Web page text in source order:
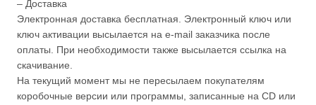
– Доставка
Электронная доставка бесплатная. Электронный ключ или
ключ активации высылается на e-mail заказчика после
оплаты. При необходимости также высылается ссылка на
скачивание.
На текущий момент мы не пересылаем покупателям
коробочные версии или программы, записанные на CD или